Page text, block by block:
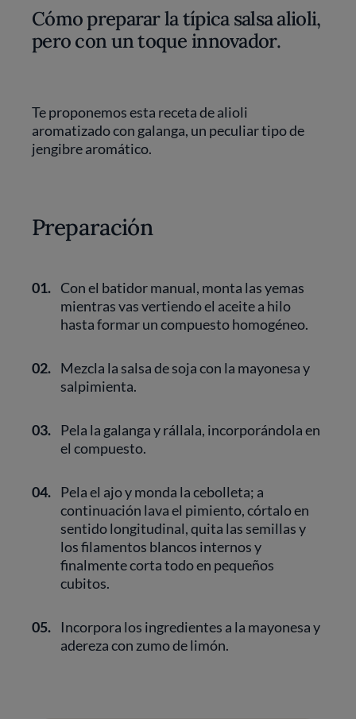
Cómo preparar la típica salsa alioli,
pero con un toque innovador.
Te proponemos esta receta de alioli
aromatizado con galanga, un peculiar tipo de
jengibre aromático.
Preparación
01. Con el batidor manual, monta las yemas
mientras vas vertiendo el aceite a hilo
hasta formar un compuesto homogéneo.
02. Mezcla la salsa de soja con la mayonesa y
salpimienta.
03. Pela la galanga y rállala, incorporándola en
el compuesto.
04. Pela el ajo y monda la cebolleta; a
continuación lava el pimiento, córtalo en
sentido longitudinal, quita las semillas y
los filamentos blancos internos y
finalmente corta todo en pequeños
cubitos.
05.
Incorpora los ingredientes a la mayonesa y
adereza con zumo de limón.